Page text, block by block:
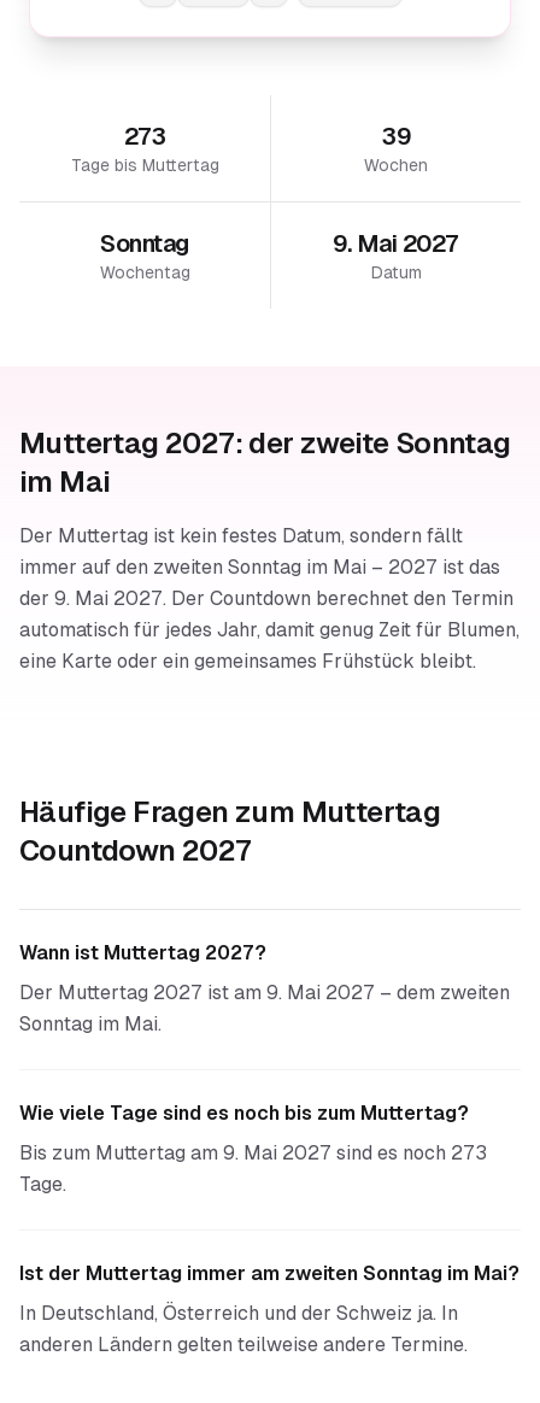
Tage bis Muttertag
273
Wochen
39
Wochentag
Sonntag
Datum
9. Mai 2027
Muttertag 2027: der zweite Sonntag
im Mai
Der Muttertag ist kein festes Datum, sondern fällt
immer auf den zweiten Sonntag im Mai – 2027 ist das
der 9. Mai 2027. Der Countdown berechnet den Termin
automatisch für jedes Jahr, damit genug Zeit für Blumen,
eine Karte oder ein gemeinsames Frühstück bleibt.
Häufige Fragen zum Muttertag
Countdown 2027
Wann ist Muttertag 2027?
Der Muttertag 2027 ist am 9. Mai 2027 – dem zweiten
Sonntag im Mai.
Wie viele Tage sind es noch bis zum Muttertag?
Bis zum Muttertag am 9. Mai 2027 sind es noch 273
Tage.
Ist der Muttertag immer am zweiten Sonntag im Mai?
In Deutschland, Österreich und der Schweiz ja. In
anderen Ländern gelten teilweise andere Termine.